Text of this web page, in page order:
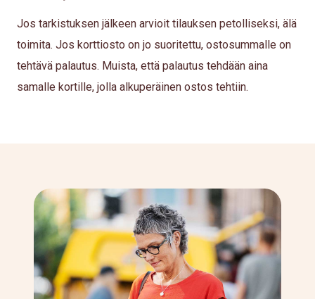
Jos tarkistuksen jälkeen arvioit tilauksen petolliseksi, älä
toimita. Jos korttiosto on jo suoritettu, ostosummalle on
tehtävä palautus. Muista, että palautus tehdään aina
samalle kortille, jolla alkuperäinen ostos tehtiin.